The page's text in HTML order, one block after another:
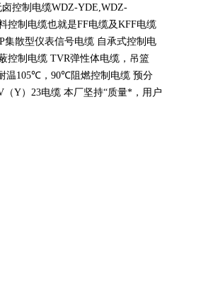
控制电缆WDZ-YDE,WDZ-
控制电缆也就是FF电缆及KFF电缆
集散型仪表信号电缆 自承式控制电
控制电缆 TVR弹性体电缆，吊篮
温105℃ ，90℃阻燃控制电缆 预分
（Y） 23电缆 本厂坚持“质量*，用户